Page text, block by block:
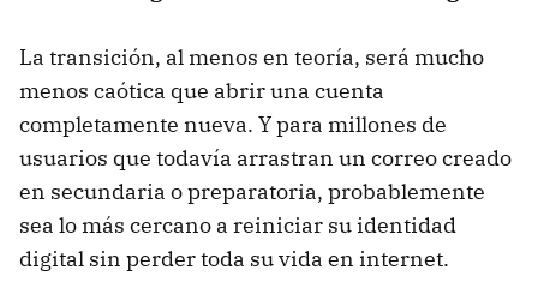
La transición, al menos en teoría, será mucho
menos caótica que abrir una cuenta
completamente nueva. Y para millones de
usuarios que todavía arrastran un correo creado
en secundaria o preparatoria, probablemente
sea lo más cercano a reiniciar su identidad
digital sin perder toda su vida en internet.